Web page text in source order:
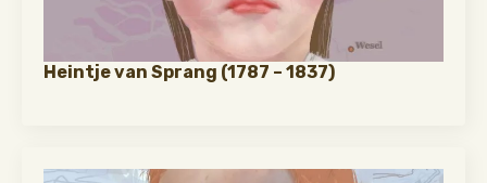
Heintje van Sprang (1787 – 1837)